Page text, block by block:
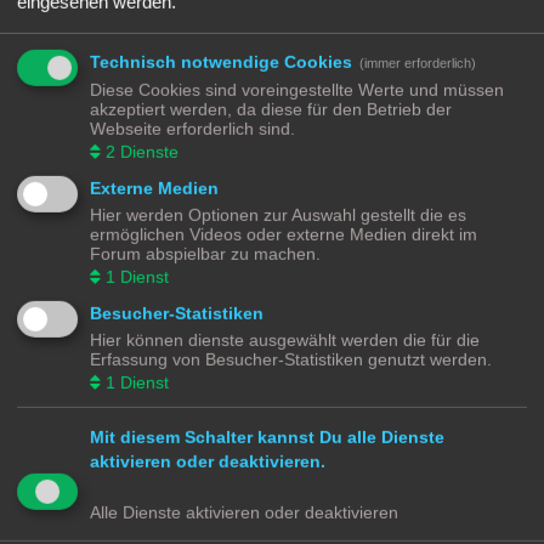
Nicht jeder Anbieter von 3D Druck Diensten will euch nur das gedruckte Modell
verkaufen, manche bieten euch auch an die Druckvorlagen zu kaufen und
herunterzuladen. Die Qualität von 3D Modellen aus dem Drucker ist abhängig
vom Drucker und vom Filament (Druckmedium). Hier muss jeder seine eigenen
Erfahrungen sammeln.
https://de.wikipedia.org/wiki/3D-Druck
Mir aktuelle bekannte Dienstleister zum Drucken sind:
https://www.shapeways.com/
https://www.thingiverse.com/
https://cults3d.com/de
https://www.printables.com/de
Modellbahnforum Forum Alle Zeiten sindUTC+02:00
Powered byphpBB® Forum Software © phpBB Limited
Datenschutz|Nutzungsbedingungen
Technisch notwendige Cookies (immer erforderlich)
Diese Cookies sind voreingestellte Werte und müssen
akzeptiert werden, da diese für den Betrieb der
Webseite erforderlich sind.
2 Dienste
Externe Medien
Hier werden Optionen zur Auswahl gestellt die es
ermöglichen Videos oder externe Medien direkt im
Forum abspielbar zu machen.
1 Dienst
Besucher-Statistiken
Hier können dienste ausgewählt werden die für die
Erfassung von Besucher-Statistiken genutzt werden.
1 Dienst
Mit diesem Schalter kannst Du alle Dienste
aktivieren oder deaktivieren.
Alle Dienste aktivieren oder deaktivieren